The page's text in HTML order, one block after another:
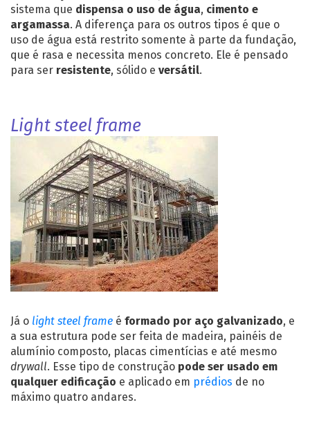
sistema que dispensa o uso de água, cimento e
argamassa. A diferença para os outros tipos é que o
uso de água está restrito somente à parte da fundação,
que é rasa e necessita menos concreto. Ele é pensado
para ser resistente, sólido e versátil.
Light steel frame
Já o light steel frame é formado por aço galvanizado, e
a sua estrutura pode ser feita de madeira, painéis de
alumínio composto, placas cimentícias e até mesmo
drywall. Esse tipo de construção pode ser usado em
qualquer edificação e aplicado em prédios de no
máximo quatro andares.